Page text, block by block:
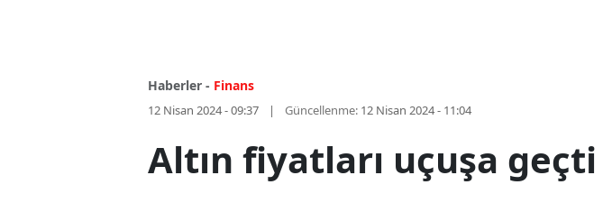
Haberler - Finans
12 Nisan 2024 - 09:37 Güncellenme: 12 Nisan 2024 - 11:04
Altın fiyatları uçuşa geçti